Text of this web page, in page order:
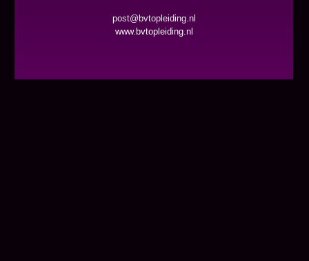
post@bvtopleiding.nl
www.bvtopleiding.nl